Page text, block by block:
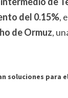
del 0.15%,
de Ormuz,
soluciones para